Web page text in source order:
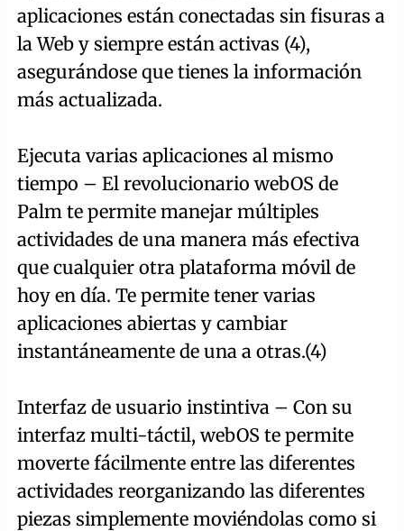
aplicaciones están conectadas sin fisuras a
la Web y siempre están activas (4),
asegurándose que tienes la información
más actualizada.
Ejecuta varias aplicaciones al mismo
tiempo – El revolucionario webOS de
Palm te permite manejar múltiples
actividades de una manera más efectiva
que cualquier otra plataforma móvil de
hoy en día. Te permite tener varias
aplicaciones abiertas y cambiar
instantáneamente de una a otras.(4)
Interfaz de usuario instintiva – Con su
interfaz multi-táctil, webOS te permite
moverte fácilmente entre las diferentes
actividades reorganizando las diferentes
piezas simplemente moviéndolas como si